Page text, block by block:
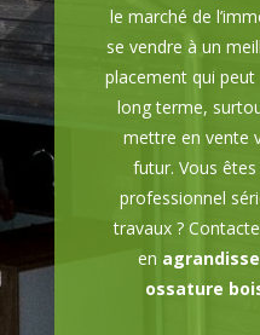
le marché de
se vendre à un
placement qui peut
long terme,
mettre en vente
futur. Vous êtes
professionnel
travaux ?
en
ossature